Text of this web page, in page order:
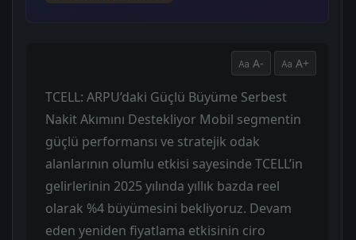
A- A+
TCELL: ARPU’daki Güçlü Büyüme Serbest
Nakit Akımını Destekliyor Mobil segmentin
güçlü performansı ve stratejik odak
alanlarının olumlu etkisi sayesinde TCELL’in
gelirlerinin 2025 yılında yıllık bazda reel
olarak %4 büyümesini bekliyoruz. Devam
eden yeniden fiyatlama etkisinin ciro